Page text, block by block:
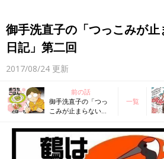
御手洗直子の「つっこみが
日記」第二回
2017/08/24 更新
前の話
御手洗直子の「つっ
こみが止まらないコ
一覧